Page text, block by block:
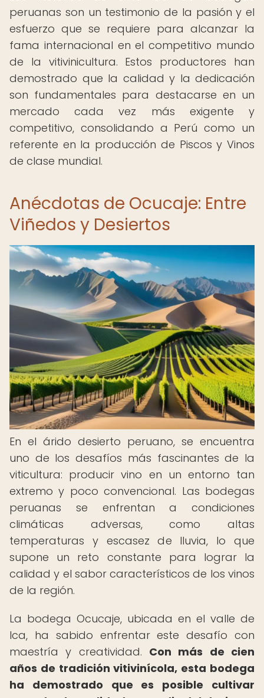
peruanas son un testimonio de la pasión y el
esfuerzo que se requiere para alcanzar la
fama internacional en el competitivo mundo
de la vitivinicultura. Estos productores han
demostrado que la calidad y la dedicación
son fundamentales para destacarse en un
mercado cada vez más exigente y
competitivo, consolidando a Perú como un
referente en la producción de Piscos y Vinos
de clase mundial.
Anécdotas de Ocucaje: Entre
Viñedos y Desiertos
En el árido desierto peruano, se encuentra
uno de los desafíos más fascinantes de la
viticultura: producir vino en un entorno tan
extremo y poco convencional. Las bodegas
peruanas se enfrentan a condiciones
climáticas adversas, como altas
temperaturas y escasez de lluvia, lo que
supone un reto constante para lograr la
calidad y el sabor característicos de los vinos
de la región.
La bodega Ocucaje, ubicada en el valle de
Ica, ha sabido enfrentar este desafío con
maestría y creatividad. Con más de cien
años de tradición vitivinícola, esta bodega
ha demostrado que es posible cultivar